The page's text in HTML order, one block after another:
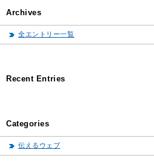
Archives
全エントリー一覧
Recent Entries
Categories
伝えるウェブ